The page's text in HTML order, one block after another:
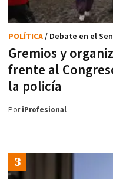
Gremios y
frente al
la policía
POLÍTICA/ Debate en el
PoriProfesional